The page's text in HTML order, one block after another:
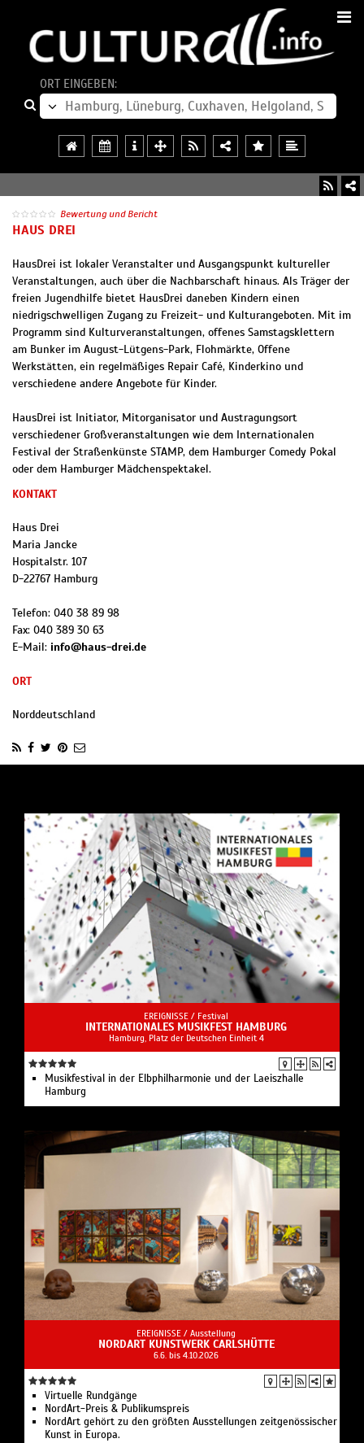
ORT EINGEBEN:
Bewertung und Bericht
HAUS DREI
HausDrei ist lokaler Veranstalter und Ausgangspunkt kultureller
Veranstaltungen, auch über die Nachbarschaft hinaus. Als Träger der
freien Jugendhilfe bietet HausDrei daneben Kindern einen
niedrigschwelligen Zugang zu Freizeit- und Kulturangeboten. Mit im
Programm sind Kulturveranstaltungen, offenes Samstagsklettern
am Bunker im August-Lütgens-Park, Flohmärkte, Offene
Werkstätten, ein regelmäßiges Repair Café, Kinderkino und
verschiedene andere Angebote für Kinder.
HausDrei ist Initiator, Mitorganisator und Austragungsort
verschiedener Großveranstaltungen wie dem Internationalen
Festival der Straßenkünste STAMP, dem Hamburger Comedy Pokal
oder dem Hamburger Mädchenspektakel.
KONTAKT
Haus Drei
Maria Jancke
Hospitalstr. 107
D-22767 Hamburg
Telefon: 040 38 89 98
Fax: 040 389 30 63
E-Mail: info@haus-drei.de
ORT
Norddeutschland
EREIGNISSE / Festival
INTERNATIONALES MUSIKFEST HAMBURG
Hamburg, Platz der Deutschen Einheit 4
Musikfestival in der Elbphilharmonie und der Laeiszhalle
Hamburg
EREIGNISSE / Ausstellung
NORDART KUNSTWERK CARLSHÜTTE
6.6. bis 4.10.2026
Virtuelle Rundgänge
NordArt-Preis & Publikumspreis
NordArt gehört zu den größten Ausstellungen zeitgenössischer
Kunst in Europa.